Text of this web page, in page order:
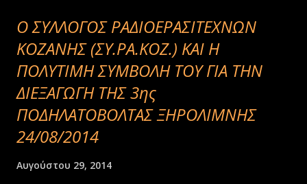
Ο ΣΥΛΛΟΓΟΣ ΡΑΔΙΟΕΡΑΣΙΤΕΧΝΩΝ
ΚΟΖΑΝΗΣ (ΣΥ.ΡΑ.ΚΟΖ.) ΚΑΙ Η
ΠΟΛΥΤΙΜΗ ΣΥΜΒΟΛΗ ΤΟΥ ΓΙΑ ΤΗΝ
ΔΙΕΞΑΓΩΓΗ ΤΗΣ 3ης
ΠΟΔΗΛΑΤΟΒΟΛΤΑΣ ΞΗΡΟΛΙΜΝΗΣ
24/08/2014
Αυγούστου 29, 2014